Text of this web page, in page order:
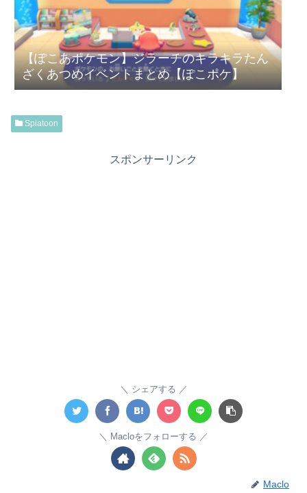
【ぽこあポケモン】ジラーチのキラキラたん
ざくあつめイベントまとめ【ぽこポケ】
Splatoon
スポンサーリンク
シェアする
Macloをフォローする
Maclo